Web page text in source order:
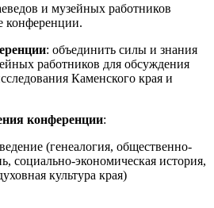
и музейных работников
конференции.
: объединить силы и знания
работников для обсуждения
Каменского края и
конференции:
(генеалогия, общественно-
социально-экономическая история,
культура края)